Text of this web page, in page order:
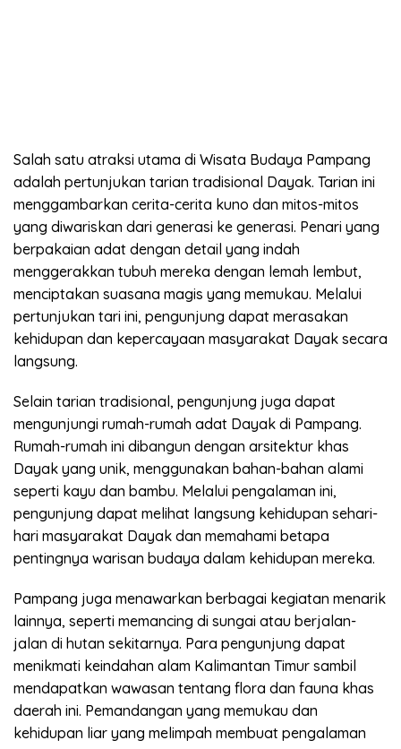
Salah satu atraksi utama di Wisata Budaya Pampang
adalah pertunjukan tarian tradisional Dayak. Tarian ini
menggambarkan cerita-cerita kuno dan mitos-mitos
yang diwariskan dari generasi ke generasi. Penari yang
berpakaian adat dengan detail yang indah
menggerakkan tubuh mereka dengan lemah lembut,
menciptakan suasana magis yang memukau. Melalui
pertunjukan tari ini, pengunjung dapat merasakan
kehidupan dan kepercayaan masyarakat Dayak secara
langsung.
Selain tarian tradisional, pengunjung juga dapat
mengunjungi rumah-rumah adat Dayak di Pampang.
Rumah-rumah ini dibangun dengan arsitektur khas
Dayak yang unik, menggunakan bahan-bahan alami
seperti kayu dan bambu. Melalui pengalaman ini,
pengunjung dapat melihat langsung kehidupan sehari-
hari masyarakat Dayak dan memahami betapa
pentingnya warisan budaya dalam kehidupan mereka.
Pampang juga menawarkan berbagai kegiatan menarik
lainnya, seperti memancing di sungai atau berjalan-
jalan di hutan sekitarnya. Para pengunjung dapat
menikmati keindahan alam Kalimantan Timur sambil
mendapatkan wawasan tentang flora dan fauna khas
daerah ini. Pemandangan yang memukau dan
kehidupan liar yang melimpah membuat pengalaman